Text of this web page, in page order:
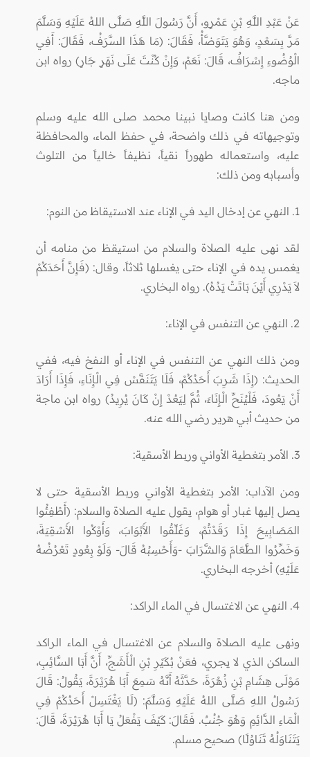
عَنْ عَبْدِ اللَّهِ بْنِ عَمْرٍو، أَنَّ رَسُولَ اللَّهِ صَلَّى اللهُ عَلَيْهِ وَسَلَّمَ
مَرَّ بِسَعْدٍ، وَهُوَ يَتَوَضَّأُ، فَقَالَ: (مَا هَذَا السَّرَفُ، فَقَالَ: أَفِي
الْوُضُوءِ إِسْرَافٌ، قَالَ: نَعَمْ، وَإِنْ كُنْتَ عَلَى نَهَرٍ جَارٍ) رواه ابن
ماجه.
ومن هنا كانت وصايا نبينا محمد صلى الله عليه وسلم
وتوجيهاته في ذلك واضحة، في حفظ الماء، والمحافظة
عليه، واستعماله طهوراً نقياً، نظيفاً خالياً من التلوث
وأسبابه ومن ذلك:
1. النهي عن إدخال اليد في الإناء عند الاستيقاظ من النوم:
لقد نهى عليه الصلاة والسلام من استيقظ من منامه أن
يغمس يده في الإناء حتى يغسلها ثلاثاً، وقال: (فَإِنَّ أَحَدَكُمْ
لاَ يَدْرِي أَيْنَ بَاتَتْ يَدُهُ). رواه البخاري.
2. النهي عن التنفس في الإناء:
ومن ذلك النهي عن التنفس في الإناء أو النفخ فيه، ففي
الحديث: (إِذَا شَرِبَ أَحَدُكُمْ، فَلَا يَتَنَفَّسْ فِي الْإِنَاءِ، فَإِذَا أَرَادَ
أَنْ يَعُودَ، فَلْيُنَحِّ الْإِنَاءَ، ثُمَّ لِيَعُدْ إِنْ كَانَ يُرِيدُ) رواه ابن ماجة
من حديث أبي هرير رضي الله عنه.
3. الأمر بتغطية الأواني وربط الأسقية:
ومن الآداب: الأمر بتغطية الأواني وربط الأسقية حتى لا
يصل إليها غبار أو هوام، يقول عليه الصلاة والسلام: (أَطْفِئُوا
المَصَابِيحَ إِذَا رَقَدْتُمْ، وَغَلِّقُوا الأَبْوَابَ، وَأَوْكُوا الأَسْقِيَةَ،
وَخَمِّرُوا الطَّعَامَ وَالشَّرَابَ -وَأَحْسِبُهُ قَالَ- وَلَوْ بِعُودٍ تَعْرُضُهُ
عَلَيْهِ) أخرجه البخاري.
4. النهي عن الاغتسال في الماء الراكد:
ونهى عليه الصلاة والسلام عن الاغتسال في الماء الراكد
الساكن الذي لا يجري، فعَنْ بُكَيْرِ بْنِ الْأَشَجِّ، أَنَّ أَبَا السَّائِبِ،
مَوْلَى هِشَامِ بْنِ زُهْرَةَ، حَدَّثَهُ أَنَّهُ سَمِعَ أَبَا هُرَيْرَةَ، يَقُولُ: قَالَ
رَسُولُ اللهِ صَلَّى اللهُ عَلَيْهِ وَسَلَّمَ: (لَا يَغْتَسِلْ أَحَدُكُمْ فِي
الْمَاءِ الدَّائِمِ وَهُوَ جُنُبٌ. فَقَالَ: كَيْفَ يَفْعَلُ يَا أَبَا هُرَيْرَةَ، قَالَ:
يَتَنَاوَلُهُ تَنَاوُلًا) صحيح مسلم.